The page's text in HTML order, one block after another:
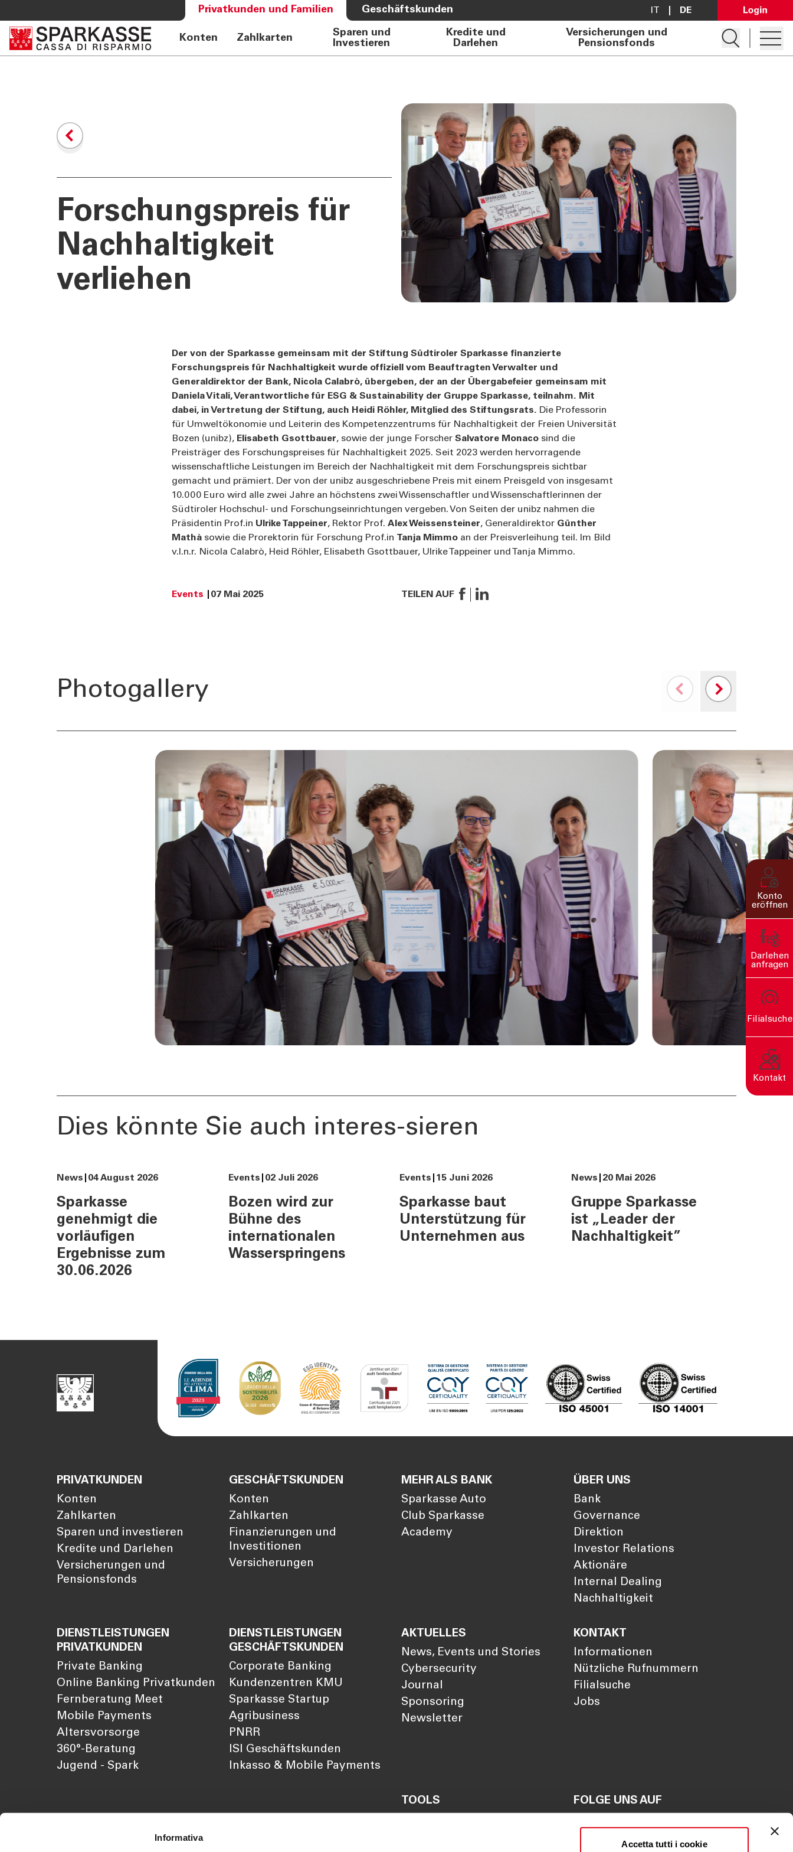
Informativa
Accetta tutti i cookie
Privatkunden und Familien Geschäftskunden IT DE
Open
Konten Zahlkarten
Sparen und
Investieren
Kredite und
Darlehen
Versicherungen und
Pensionsfonds
Suche öffnen
Online Banking Privatkunden
Fernberatung Meet
Mobile Payments
Jugend - Spark
Governance
Direktion
Investor Relations
Aktionäre
Internal Dealing
Nachhaltigkeit
Darlehen anfragen
Filialsuche
Kontakt
AKTUELLES
News, Events und Stories
Informationen
Tel:
Mo-Fr : 08:00-22:00
Konto
eröffnen
Darlehen
anfragen
Filialsuche
Kontakt
Forschungspreis für
Nachhaltigkeit
verliehen
Der von der Sparkasse gemeinsam mit der Stiftung Südtiroler Sparkasse finanzierte
Forschungspreis für Nachhaltigkeit wurde offiziell vom Beauftragten Verwalter und
Generaldirektor der Bank, Nicola Calabrò, übergeben, der an der Übergabefeier gemeinsam mit
Daniela Vitali, Verantwortliche für ESG & Sustainability der Gruppe Sparkasse, teilnahm. Mit
dabei, in Vertretung der Stiftung, auch Heidi Röhler, Mitglied des Stiftungsrats. Die Professorin
für Umweltökonomie und Leiterin des Kompetenzzentrums für Nachhaltigkeit der Freien Universität
Bozen (unibz), Elisabeth Gsottbauer, sowie der junge Forscher Salvatore Monacosind die
Preisträger des Forschungspreises für Nachhaltigkeit 2025. Seit 2023 werden hervorragende
wissenschaftliche Leistungen im Bereich der Nachhaltigkeit mit dem Forschungspreis sichtbar
gemacht und prämiert. Der von der unibz ausgeschriebene Preis mit einem Preisgeld von insgesamt
10.000 Euro wird alle zwei Jahre an höchstens zwei Wissenschaftler und Wissenschaftlerinnen der
Südtiroler Hochschul- und Forschungseinrichtungen vergeben. Von Seiten der unibz nahmen die
Präsidentin Prof.in Ulrike Tappeiner, Rektor Prof. Alex Weissensteiner, Generaldirektor Günther
Mathàsowie die Prorektorin für Forschung Prof.in Tanja Mimmoan der Preisverleihung teil. Im Bild
v.l.n.r. Nicola Calabrò, Heid Röhler, Elisabeth Gsottbauer, Ulrike Tappeiner und Tanja Mimmo.
Events 07 Mai 2025 TEILEN AUF
Photogallery
Dies könnte Sie auch interes-sieren
News 04 August 2026
Sparkasse
genehmigt die
vorläufigen
Ergebnisse zum
30.06.2026
Events 02 Juli 2026
Bozen wird zur
Bühne des
internationalen
Wasserspringens
Events 15 Juni 2026
Sparkasse baut
Unterstützung für
Unternehmen aus
News 20 Mai 2026
Gruppe Sparkasse
ist „Leader der
Nachhaltigkeit”
PRIVATKUNDEN
Konten
Zahlkarten
Sparen und investieren
Kredite und Darlehen
Versicherungen und
Pensionsfonds
DIENSTLEISTUNGEN
PRIVATKUNDEN
Private Banking
Online Banking Privatkunden
Fernberatung Meet
Mobile Payments
Altersvorsorge
360°-Beratung
Jugend - Spark
GESCHÄFTSKUNDEN
Konten
Zahlkarten
Finanzierungen und
Investitionen
Versicherungen
DIENSTLEISTUNGEN
GESCHÄFTSKUNDEN
Corporate Banking
Kundenzentren KMU
Sparkasse Startup
Agribusiness
PNRR
ISI Geschäftskunden
Inkasso & Mobile Payments
MEHR ALS BANK
Sparkasse Auto
Club Sparkasse
Academy
AKTUELLES
News, Events und Stories
Cybersecurity
Journal
Sponsoring
Newsletter
TOOLS
ÜBER UNS
Bank
Governance
Direktion
Investor Relations
Aktionäre
Internal Dealing
Nachhaltigkeit
KONTAKT
Informationen
Nützliche Rufnummern
Filialsuche
Jobs
FOLGE UNS AUF